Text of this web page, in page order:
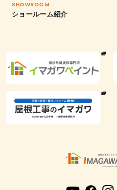
SHOWROOM
ショールーム紹介